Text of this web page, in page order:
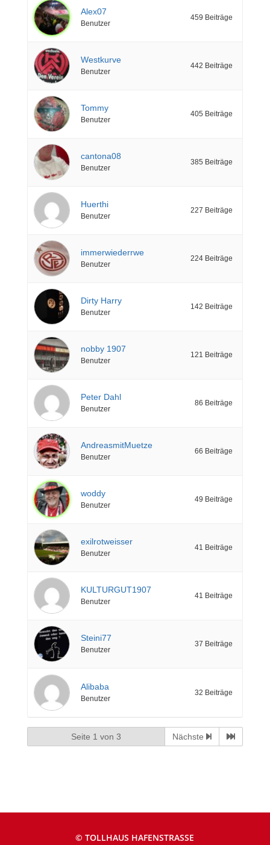
Alex07
Benutzer
459 Beiträge
Westkurve
Benutzer
442 Beiträge
Tommy
Benutzer
405 Beiträge
cantona08
Benutzer
385 Beiträge
Huerthi
Benutzer
227 Beiträge
immerwiederrwe
Benutzer
224 Beiträge
Dirty Harry
Benutzer
142 Beiträge
nobby 1907
Benutzer
121 Beiträge
Peter Dahl
Benutzer
86 Beiträge
AndreasmitMuetze
Benutzer
66 Beiträge
woddy
Benutzer
49 Beiträge
exilrotweisser
Benutzer
41 Beiträge
KULTURGUT1907
Benutzer
41 Beiträge
Steini77
Benutzer
37 Beiträge
Alibaba
Benutzer
32 Beiträge
Seite 1 von 3 Nächste
© TOLLHAUS HAFENSTRASSE